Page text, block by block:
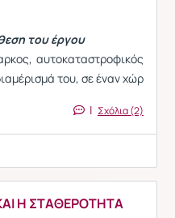
του έργου
αυτοκαταστροφικός
του, σε έναν χώρ
| Σχόλια (2)
Η ΣΤΑΘΕΡΟΤΗΤΑ